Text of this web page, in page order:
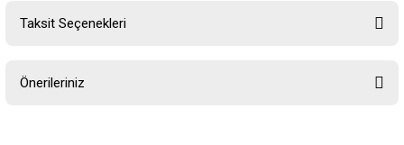
Taksit Seçenekleri
Önerileriniz